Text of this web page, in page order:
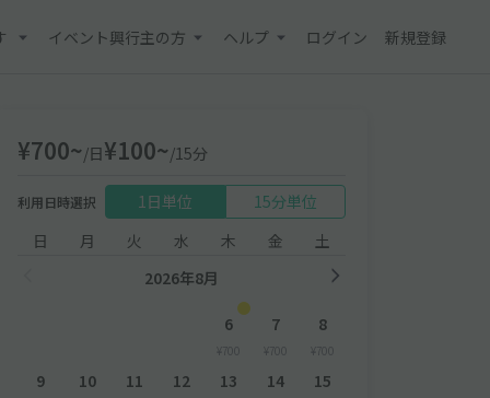
イベント興行主の方 ヘルプ ログイン 新規登録
¥700~/日¥100~/15分
利用日時選択 1日単位
15分単位
日
月 火 水 木 金
土
2026年8月
6
¥700
7
¥700
8
¥700
9 10 11 12 13 14 15